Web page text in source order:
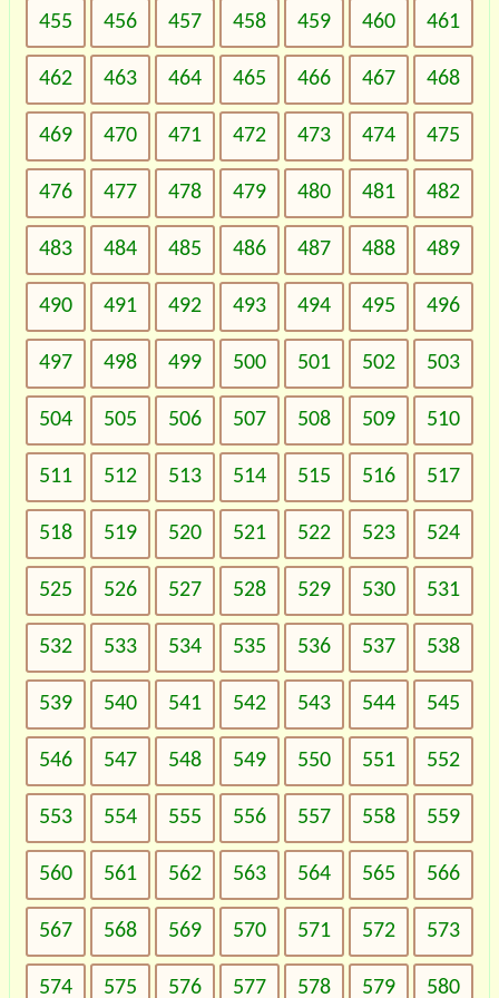
455 456 457 458 459 460 461
462 463 464 465 466 467 468
469 470 471 472 473 474 475
476 477 478 479 480 481 482
483 484 485 486 487 488 489
490 491 492 493 494 495 496
497 498 499 500 501 502 503
504 505 506 507 508 509 510
511 512 513 514 515 516 517
518 519 520 521 522 523 524
525 526 527 528 529 530 531
532 533 534 535 536 537 538
539 540 541 542 543 544 545
546 547 548 549 550 551 552
553 554 555 556 557 558 559
560 561 562 563 564 565 566
567 568 569 570 571 572 573
574 575 576 577 578 579 580